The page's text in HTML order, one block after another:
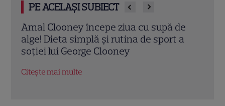
PE ACELAȘI SUBIECT
Tom Holland, decizie radicală pentru
noul său film! Ce promisiune a făcut
actorul după momentele virale în care a